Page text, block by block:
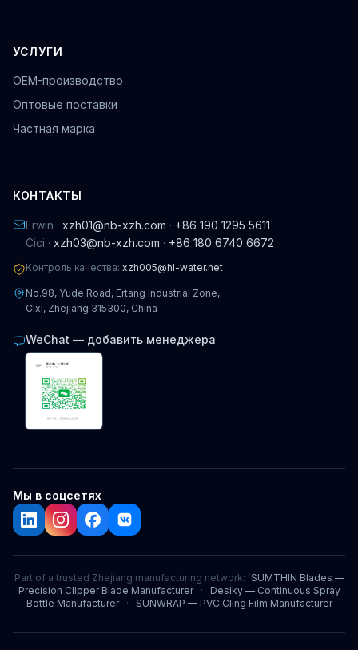
УСЛУГИ
OEM-производство
Оптовые поставки
Частная марка
КОНТАКТЫ
Erwin · xzh01@nb-xzh.com · +86 190 1295 5611
Cici · xzh03@nb-xzh.com · +86 180 6740 6672
Контроль качества: xzh005@hl-water.net
No.98, Yude Road, Ertang Industrial Zone,
Cixi, Zhejiang 315300, China
WeChat — добавить менеджера
Мы в соцсетях
Part of a trusted Zhejiang manufacturing network: SUMTHIN Blades —
Precision Clipper Blade Manufacturer
·
Desiky — Continuous Spray
Bottle Manufacturer
· SUNWRAP — PVC Cling Film Manufacturer